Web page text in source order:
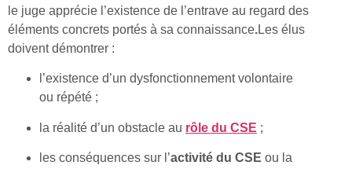
le juge apprécie l’existence de l’entrave au regard des
éléments concrets portés à sa connaissance.Les élus
doivent démontrer :
l’existence d’un dysfonctionnement volontaire
ou répété ;
la réalité d’un obstacle au rôle du CSE ;
les conséquences sur l’activité du CSE ou la